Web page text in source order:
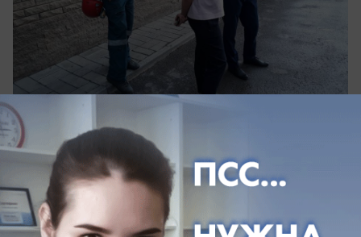
Доделывать работу нерадивого застройщика
прибыли ростовские спасатели
Елена Романова